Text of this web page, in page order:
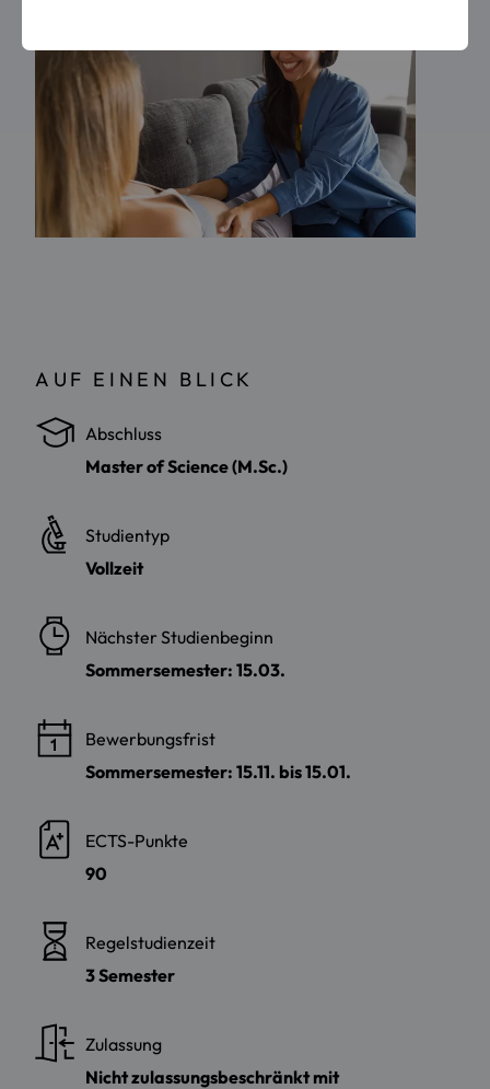
AUF EINEN BLICK
Abschluss
Master of Science (M.Sc.)
Studientyp
Vollzeit
Nächster Studienbeginn
Sommersemester: 15.03.
Bewerbungsfrist
Sommersemester: 15.11. bis 15.01.
ECTS-Punkte
90
Regelstudienzeit
3 Semester
Zulassung
Nicht zulassungsbeschränkt mit